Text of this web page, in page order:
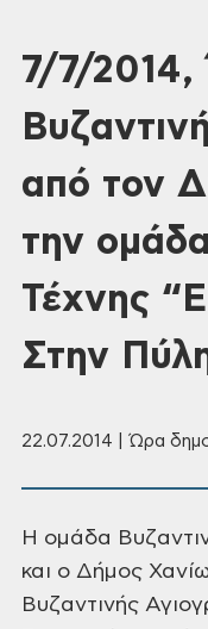
7/7/2014,
από τον
την
Τέχνης
Στην
22.07.2014 | Ώρα
H ομάδα
και ο Δήμος
Βυζαντινής